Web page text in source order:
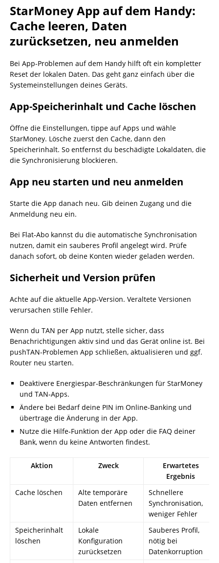
StarMoney App auf dem Handy:
Cache leeren, Daten
zurücksetzen, neu anmelden
Bei App-Problemen auf dem Handy hilft oft ein kompletter
Reset der lokalen Daten. Das geht ganz einfach über die
Systemeinstellungen deines Geräts.
App-Speicherinhalt und Cache löschen
Öffne die Einstellungen, tippe auf Apps und wähle
StarMoney. Lösche zuerst den Cache, dann den
Speicherinhalt. So entfernst du beschädigte Lokaldaten, die
die Synchronisierung blockieren.
App neu starten und neu anmelden
Starte die App danach neu. Gib deinen Zugang und die
Anmeldung neu ein.
Bei Flat‑Abo kannst du die automatische Synchronisation
nutzen, damit ein sauberes Profil angelegt wird. Prüfe
danach sofort, ob deine Konten wieder geladen werden.
Sicherheit und Version prüfen
Achte auf die aktuelle App‑Version. Veraltete Versionen
verursachen stille Fehler.
Wenn du TAN per App nutzt, stelle sicher, dass
Benachrichtigungen aktiv sind und das Gerät online ist. Bei
pushTAN-Problemen App schließen, aktualisieren und ggf.
Router neu starten.
Deaktivere Energiespar‑Beschränkungen für StarMoney
und TAN‑Apps.
Ändere bei Bedarf deine PIN im Online‑Banking und
übertrage die Änderung in der App.
Nutze die Hilfe‑Funktion der App oder die FAQ deiner
Bank, wenn du keine Antworten findest.
Aktion Zweck
Erwartetes
Ergebnis
Cache löschen
Alte temporäre
Daten entfernen
Schnellere
Synchronisation,
weniger Fehler
Speicherinhalt
löschen
Lokale
Konfiguration
zurücksetzen
Sauberes Profil,
nötig bei
Datenkorruption